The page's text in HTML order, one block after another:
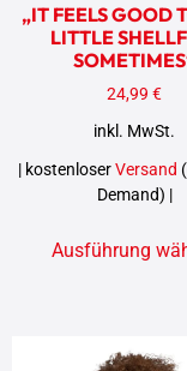
„IT FEELS GOOD
LITTLE
24,99 €
inkl. MwSt.
| kostenloserVersand
Demand) |
Ausführung